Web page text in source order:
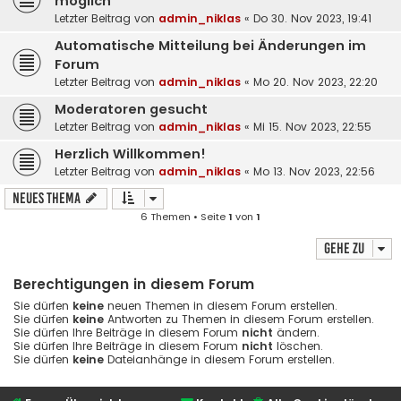
Letzter Beitrag von admin_niklas « Do 30. Nov 2023, 19:41
Automatische Mitteilung bei Änderungen im
Forum
Letzter Beitrag von admin_niklas « Mo 20. Nov 2023, 22:20
Moderatoren gesucht
Letzter Beitrag von admin_niklas « Mi 15. Nov 2023, 22:55
Herzlich Willkommen!
Letzter Beitrag von admin_niklas « Mo 13. Nov 2023, 22:56
Neues Thema
6 Themen • Seite1 von 1
Gehe zu
Berechtigungen in diesem Forum
Sie dürfen keine neuen Themen in diesem Forum erstellen.
Sie dürfen keine Antworten zu Themen in diesem Forum erstellen.
Sie dürfen Ihre Beiträge in diesem Forum nicht ändern.
Sie dürfen Ihre Beiträge in diesem Forum nicht löschen.
Sie dürfen keine Dateianhänge in diesem Forum erstellen.